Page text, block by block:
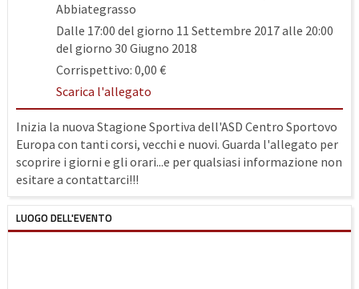
Abbiategrasso
Dalle 17:00 del giorno 11 Settembre 2017 alle 20:00
del giorno 30 Giugno 2018
Corrispettivo: 0,00 €
Scarica l'allegato
Inizia la nuova Stagione Sportiva dell'ASD Centro Sportovo
Europa con tanti corsi, vecchi e nuovi. Guarda l'allegato per
scoprire i giorni e gli orari...e per qualsiasi informazione non
esitare a contattarci!!!
LUOGO DELL'EVENTO